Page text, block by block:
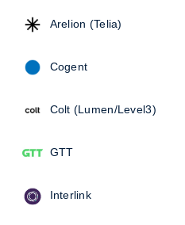
Arelion (Telia)
Cogent
Colt (Lumen/Level3)
GTT
Interlink